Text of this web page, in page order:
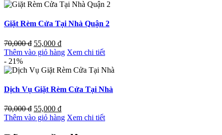
Giặt Rèm Cửa Tại Nhà Quận 2
70,000đ 55,000 đ
Thêm vào giỏ hàng Xem chi tiết
- 21%
Dịch Vụ Giặt Rèm Cửa Tại Nhà
70,000đ 55,000 đ
Thêm vào giỏ hàng Xem chi tiết